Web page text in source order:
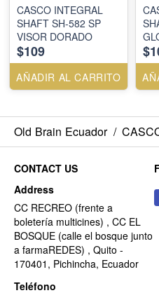
CASCO INTEGRAL
SHAFT SH-582 SP
VISOR DORADO
$109
AÑADIR AL CARRITO
Old Brain Ecuador /
CONTACT US
Address
CC RECREO (frente a
boletería multicines) , CC EL
BOSQUE (calle el bosque junto
a farmaREDES) , Quito -
170401, Pichincha, Ecuador
Teléfono